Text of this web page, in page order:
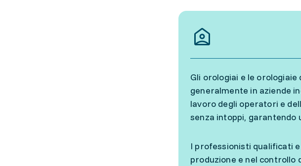
Gli orologiai e le
generalmente in aziende
lavoro degli operatori e
senza intoppi, garantendo
I professionisti qualificati
produzione e nel controllo